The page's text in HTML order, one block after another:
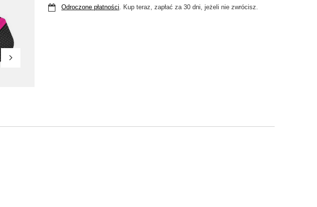
Odroczone płatności. Kup teraz, zapłać za 30 dni, jeżeli nie zwrócisz.